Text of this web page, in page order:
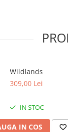
Wildlands
309,00 Lei
IN STOC
IN COS